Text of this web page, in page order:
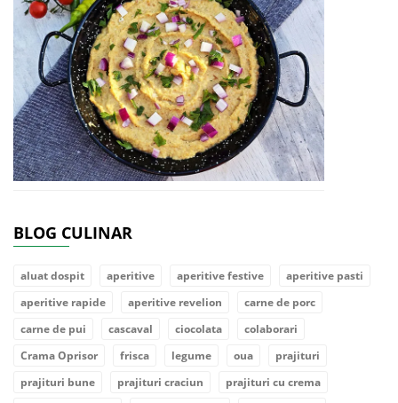
BLOG CULINAR
aluat dospit aperitive aperitive festive
aperitive pasti
aperitive rapide
aperitive revelion
carne de porc
carne de pui
cascaval ciocolata
colaborari
Crama Oprisor
frisca legume oua
prajituri
prajituri bune
prajituri craciun
prajituri cu crema